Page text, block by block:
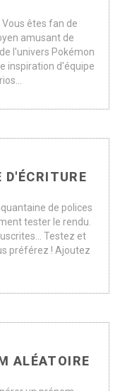
Vous êtes fan de
amusant de
l'univers Pokémon
inspiration d'équipe
D'ÉCRITURE
de polices
tester le rendu.
Testez et
préférez ! Ajoutez
ALÉATOIRE